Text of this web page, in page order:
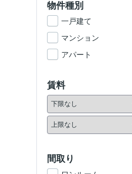
物件種別
一戸建て
マンション
アパート
賃料
間取り